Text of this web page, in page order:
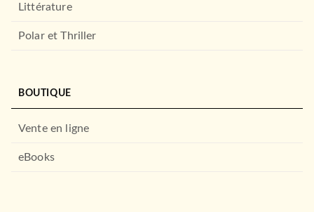
Sociologie politique des
Littérature
Polar et Thriller
BOUTIQUE
Vente en ligne
eBooks